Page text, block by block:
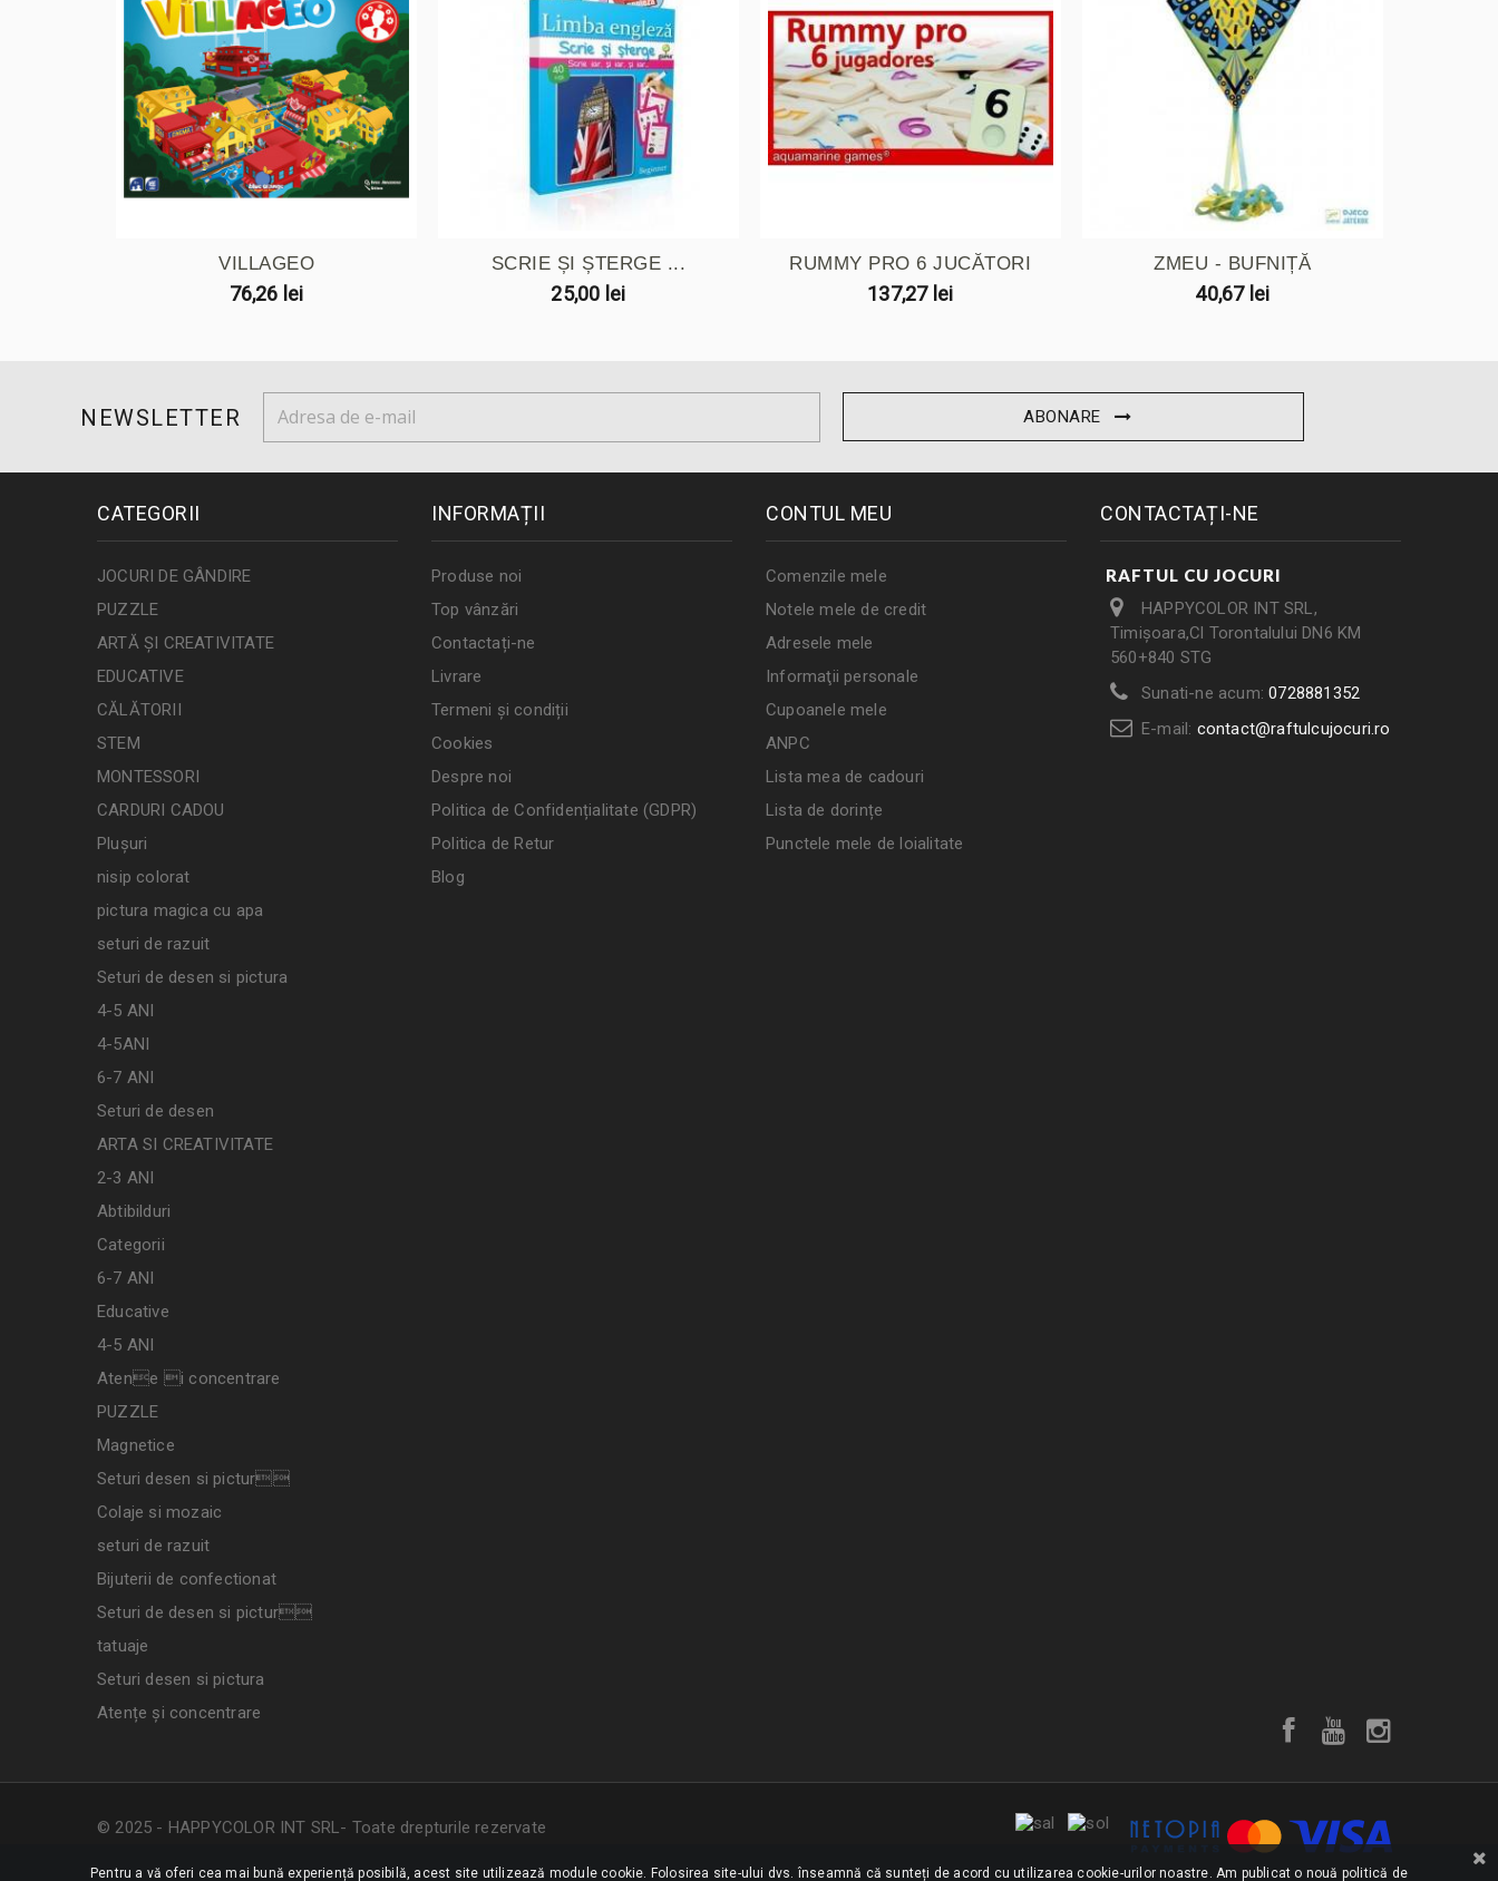
VILLAGEO
76,26 lei
SCRIE ȘI ȘTERGE ...
25,00 lei
RUMMY PRO 6 JUCĂTORI
137,27 lei
ZMEU - BUFNIȚĂ
40,67 lei
NEWSLETTER ABONARE
CATEGORII
JOCURI DE GÂNDIRE
PUZZLE
ARTĂ ȘI CREATIVITATE
EDUCATIVE
CĂLĂTORII
STEM
MONTESSORI
CARDURI CADOU
Plușuri
nisip colorat
pictura magica cu apa
seturi de razuit
Seturi de desen si pictura
4-5 ANI
4-5ANI
6-7 ANI
Seturi de desen
ARTA SI CREATIVITATE
2-3 ANI
Abtibilduri
Categorii
6-7 ANI
Educative
4-5 ANI
Atene i concentrare
PUZZLE
Magnetice
Seturi desen si pictur
Colaje si mozaic
seturi de razuit
Bijuterii de confectionat
Seturi de desen si pictur
tatuaje
Seturi desen si pictura
Atențe și concentrare
INFORMAȚII
Produse noi
Top vânzări
Contactați-ne
Livrare
Termeni și condiții
Cookies
Despre noi
Politica de Confidențialitate (GDPR)
Politica de Retur
Blog
CONTUL MEU
Comenzile mele
Notele mele de credit
Adresele mele
Informaţii personale
Cupoanele mele
ANPC
Lista mea de cadouri
Lista de dorințe
Punctele mele de loialitate
CONTACTAȚI-NE
RAFTUL CU JOCURI
HAPPYCOLOR INT SRL,
Timișoara,Cl Torontalului DN6 KM
560+840 STG
Sunati-ne acum:0728881352
E-mail: contact@raftulcujocuri.ro
© 2025 - HAPPYCOLOR INT SRL- Toate drepturile rezervate
Pentru a vă oferi cea mai bună experiență posibilă, acest site utilizează module cookie. Folosirea site-ului dvs. înseamnă că sunteți de acord cu utilizarea cookie-urilor noastre. Am publicat o nouă politică de